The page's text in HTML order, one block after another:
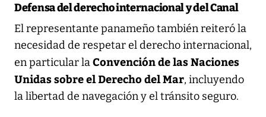
Defensa del derecho internacional y del Canal
El representante panameño también reiteró la
necesidad de respetar el derecho internacional,
en particular laConvención de las Naciones
Unidas sobre el Derecho del Mar, incluyendo
la libertad de navegación y el tránsito seguro.